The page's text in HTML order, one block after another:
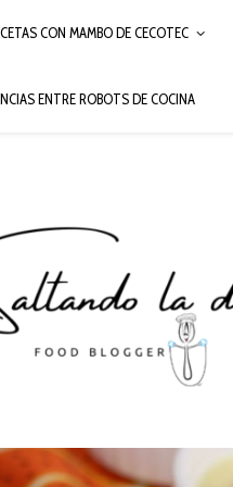
CON MAMBO DE CECOTEC
ENTRE ROBOTS DE COCINA